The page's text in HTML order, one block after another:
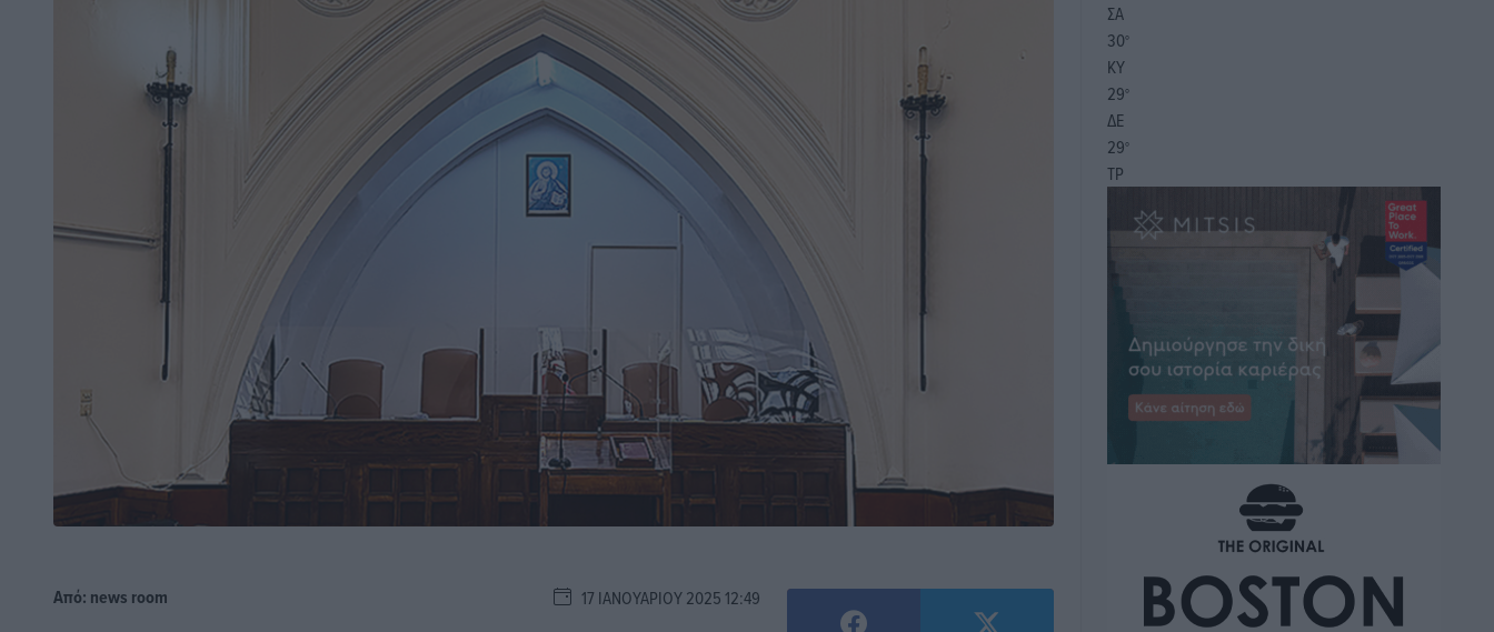
Από: news room 17 ΙΑΝΟΥΑΡΊΟΥ 2025 12:49
ΣΑ
30°
ΚΥ
29°
ΔΕ
29°
ΤΡ